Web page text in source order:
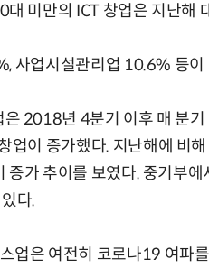
미만의 ICT 창업은 지난해
사업시설관리업 10.6% 등이
2018년 4분기 이후 매 분
업이 증가했다. 지난해에 비
가 추이를 보였다. 중기부
다.
업은 여전히 코로나19 여파